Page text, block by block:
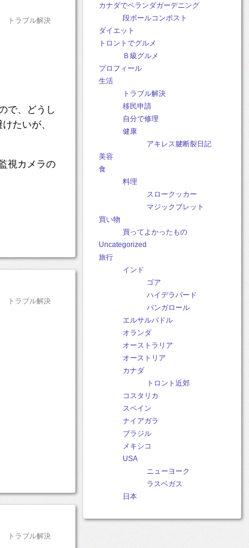
カナダでベランダガーデニング
段ボールコンポスト
ダイエット
トロントでグルメ
Ｂ級グルメ
プロフィール
生活
トラブル解決
移民申請
自分で修理
健康
アキレス腱断裂日記
美容
食
料理
スロークッカー
マジックブレット
買い物
買ってよかったもの
Uncategorized
旅行
インド
ゴア
ハイデラバード
バンガロール
エルサルバドル
オランダ
オーストラリア
オーストリア
カナダ
トロント近郊
コスタリカ
スペイン
ナイアガラ
ブラジル
メキシコ
USA
ニューヨーク
ラスベガス
日本
トラブル解決
で、どうし
たいが、
視カメラの
トラブル解決
トラブル解決